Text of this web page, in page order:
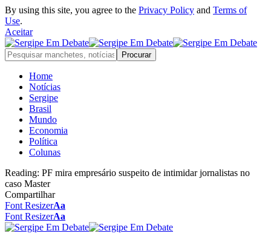
By using this site, you agree to the Privacy Policy and Terms of
Use.
Aceitar
Home
Notícias
Sergipe
Brasil
Mundo
Economia
Política
Colunas
Reading: PF mira empresário suspeito de intimidar jornalistas no
caso Master
Compartilhar
Font ResizerAa
Font ResizerAa